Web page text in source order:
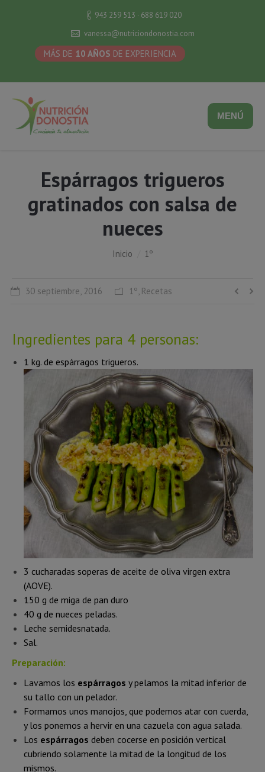
943 259 513 · 688 619 020
vanessa@nutriciondonostia.com
MÁS DE 10 AÑOS DE EXPERIENCIA
MENÚ
Espárragos trigueros
gratinados con salsa de
nueces
Inicio 1º
30 septiembre, 2016 1º, Recetas
Ingredientes para 4 personas:
1 kg. de espárragos trigueros.
3 cucharadas soperas de aceite de oliva virgen extra
(AOVE).
150 g de miga de pan duro
40 g de nueces peladas.
Leche semidesnatada.
Sal.
Preparación:
Lavamos los espárragos y pelamos la mitad inferior de
su tallo con un pelador.
Formamos unos manojos, que podemos atar con cuerda,
y los ponemos a hervir en una cazuela con agua salada.
Los espárragos deben cocerse en posición vertical
cubriendo solamente la mitad de la longitud de los
mismos.